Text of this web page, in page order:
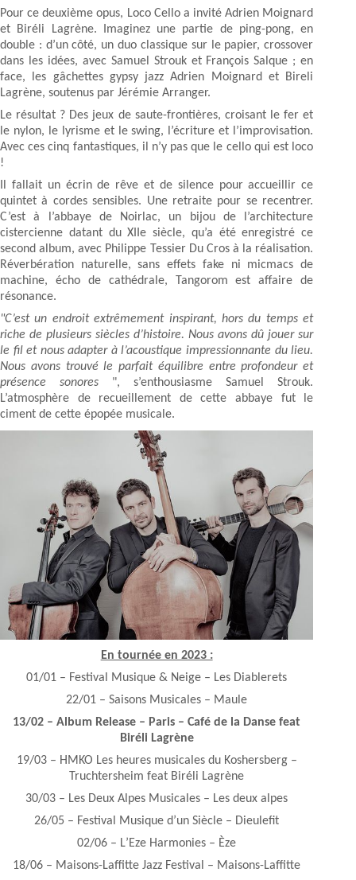
Pour ce deuxième opus, Loco Cello a invité Adrien Moignard
et Biréli Lagrène. Imaginez une partie de ping-pong, en
double : d’un côté, un duo classique sur le papier, crossover
dans les idées, avec Samuel Strouk et François Salque ; en
face, les gâchettes gypsy jazz Adrien Moignard et Bireli
Lagrène, soutenus par Jérémie Arranger.
Le résultat ? Des jeux de saute-frontières, croisant le fer et
le nylon, le lyrisme et le swing, l’écriture et l’improvisation.
Avec ces cinq fantastiques, il n’y pas que le cello qui est loco
!
Il fallait un écrin de rêve et de silence pour accueillir ce
quintet à cordes sensibles. Une retraite pour se recentrer.
C’est à l’abbaye de Noirlac, un bijou de l’architecture
cistercienne datant du XIIe siècle, qu’a été enregistré ce
second album, avec Philippe Tessier Du Cros à la réalisation.
Réverbération naturelle, sans effets fake ni micmacs de
machine, écho de cathédrale, Tangorom est affaire de
résonance.
"C’est un endroit extrêmement inspirant, hors du temps et
riche de plusieurs siècles d’histoire. Nous avons dû jouer sur
le fil et nous adapter à l’acoustique impressionnante du lieu.
Nous avons trouvé le parfait équilibre entre profondeur et
présence sonores ", s’enthousiasme Samuel Strouk.
L’atmosphère de recueillement de cette abbaye fut le
ciment de cette épopée musicale.
En tournée en 2023 :
01/01 – Festival Musique & Neige – Les Diablerets
22/01 – Saisons Musicales – Maule
13/02 – Album Release – Paris – Café de la Danse feat
Biréli Lagrène
19/03 – HMKO Les heures musicales du Koshersberg –
Truchtersheim feat Biréli Lagrène
30/03 – Les Deux Alpes Musicales – Les deux alpes
26/05 – Festival Musique dʼun Siècle – Dieulefit
02/06 – LʼEze Harmonies – Èze
18/06 – Maisons-Laffitte Jazz Festival – Maisons-Laffitte